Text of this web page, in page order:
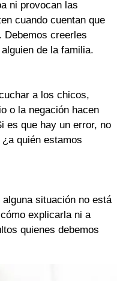
ni provocan las
cuando cuentan que
Debemos creerles
de la familia.
a los chicos,
o la negación hacen
es que hay un error, no
quién estamos
situación no está
explicarla ni a
quienes debemos